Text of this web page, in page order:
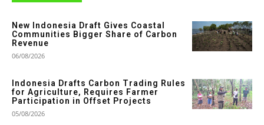
New Indonesia Draft Gives Coastal
Communities Bigger Share of Carbon
Revenue
06/08/2026
Indonesia Drafts Carbon Trading Rules
for Agriculture, Requires Farmer
Participation in Offset Projects
05/08/2026